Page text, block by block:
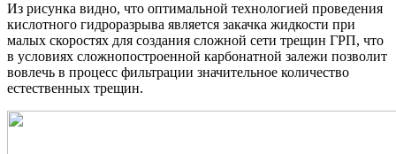
Из рисунка видно, что оптимальной технологией проведения
кислотного гидроразрыва является закачка жидкости при
малых скоростях для создания сложной сети трещин ГРП, что
в условиях сложнопостроенной карбонатной залежи позволит
вовлечь в процесс фильтрации значительное количество
естественных трещин.